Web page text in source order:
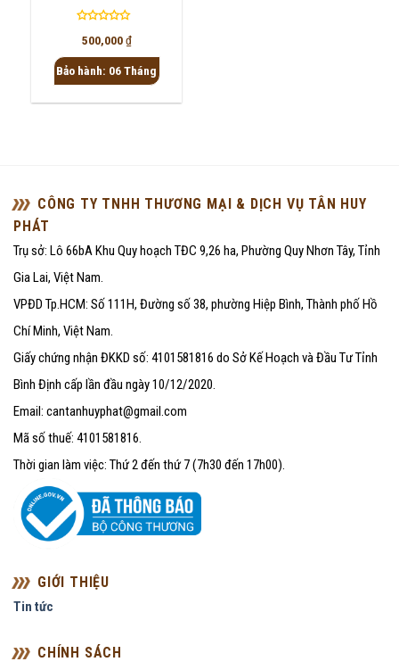
Được
hạng
0
sao
500,000₫
Bảo hành: 06 Tháng
CÔNG TY TNHH THƯƠNG MẠI & DỊCH VỤ TÂN HUY
PHÁT
Trụ sở: Lô 66bA Khu Quy hoạch TĐC 9,26 ha, Phường Quy Nhơn Tây, Tỉnh
Gia Lai, Việt Nam.
VPĐD Tp.HCM: Số 111H, Đường số 38, phường Hiệp Bình, Thành phố Hồ
Chí Minh, Việt Nam.
Giấy chứng nhận ĐKKD số: 4101581816 do Sở Kế Hoạch và Đầu Tư Tỉnh
Bình Định cấp lần đầu ngày 10/12/2020.
Email: cantanhuyphat@gmail.com
Mã số thuế: 4101581816.
Thời gian làm việc: Thứ 2 đến thứ 7 (7h30 đến 17h00).
GIỚI THIỆU
Tin tức
CHÍNH SÁCH